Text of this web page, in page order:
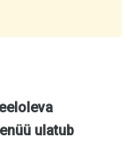
ulatub